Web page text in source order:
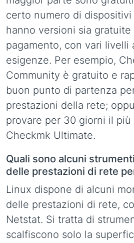
certo numero di
hanno versioni sia gratuite
pagamento, con vari livelli
esigenze. Per esempio,
Community è gratuito e
buon punto di partenza
prestazioni della rete;
provare per 30 giorni il più
Checkmk Ultimate.
Quali sono alcuni
delle prestazioni di rete
Linux dispone di alcuni
delle prestazioni di rete,
Netstat. Si tratta di
scalfiscono solo la